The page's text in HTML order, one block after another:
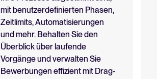
mit benutzerdefinierten Phasen,
Zeitlimits, Automatisierungen
und mehr. Behalten Sie den
Überblick über laufende
Vorgänge und verwalten Sie
Bewerbungen effizient mit Drag-